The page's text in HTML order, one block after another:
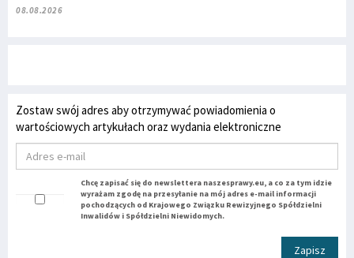
08.08.2026
Zostaw swój adres aby otrzymywać powiadomienia o
wartościowych artykułach oraz wydania elektroniczne
Chcę zapisać się do newslettera naszesprawy.eu, a co za tym idzie
wyrażam zgodę na przesyłanie na mój adres e-mail informacji
pochodzących od Krajowego Związku Rewizyjnego Spółdzielni
Inwalidów i Spółdzielni Niewidomych.
Zapisz